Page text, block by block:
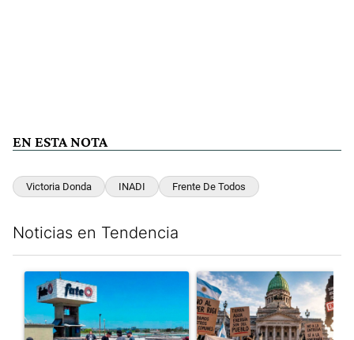
EN ESTA NOTA
Victoria Donda INADI Frente De Todos
Noticias en Tendencia
Un artículo de tendencia con el título "Récord histórico de
Un artículo de tendencia con